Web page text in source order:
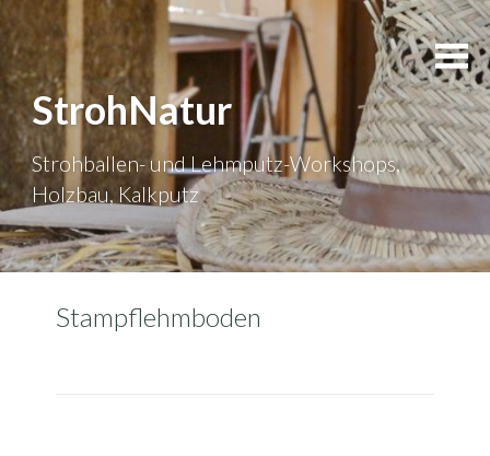
StrohNatur
Strohballen- und Lehmputz-Workshops,
Holzbau, Kalkputz
Stampflehmboden